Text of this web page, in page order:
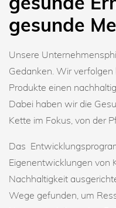
gesunde
Unsere
Gedanken. Wir
Produkte einen
Dabei haben wir die
Kette im Fokus, von der
Das
Eigenentwicklungen von
Nachhaltigkeit
Wege gefunden, um